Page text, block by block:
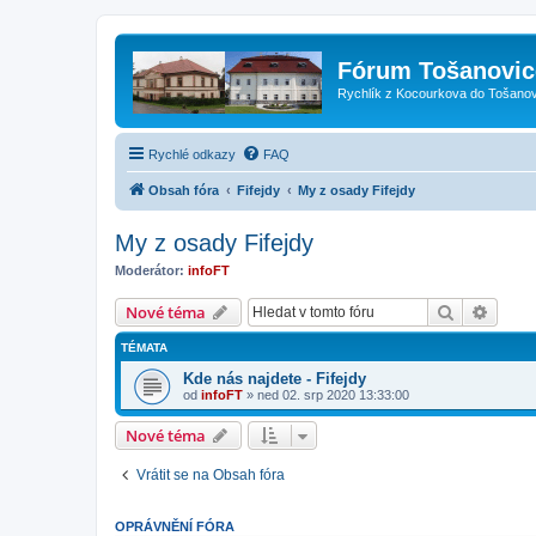
Fórum
Rychlík z Kocourkova do
Rychlé odkazy FAQ
Obsah fóra Fifejdy My z osady Fifejdy
My z osady Fifejdy
Moderátor: infoFT
Nové téma Hledat
TÉMATA
Kde nás najdete - Fifejdy
od infoFT » ned 02. srp 2020 13:33:00
Nové téma
Vrátit se na Obsah fóra
OPRÁVNĚNÍ FÓRA